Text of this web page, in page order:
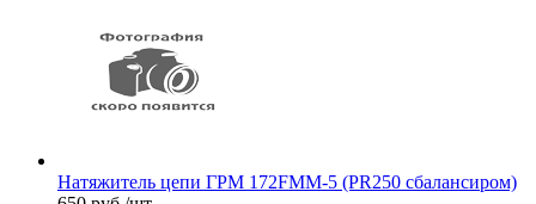
Натяжитель цепи ГРМ 172FMM-5 (PR250 сбалансиром)